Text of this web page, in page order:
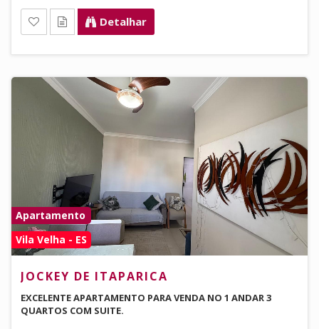
Detalhar
Apartamento
Vila Velha - ES
JOCKEY DE ITAPARICA
EXCELENTE APARTAMENTO PARA VENDA NO 1 ANDAR 3
QUARTOS COM SUITE.